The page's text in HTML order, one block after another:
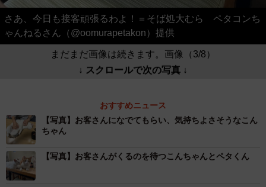
さあ、今日も接客頑張るわよ！＝そば処大むら ペタコンち
ゃんねるさん（@oomurapetakon）提供
まだまだ画像は続きます。画像（3/8）
↓ スクロールで次の写真 ↓
おすすめニュース
【写真】お客さんになでてもらい、気持ちよさそうなこん
ちゃん
【写真】お客さんがくるのを待つこんちゃんとペタくん